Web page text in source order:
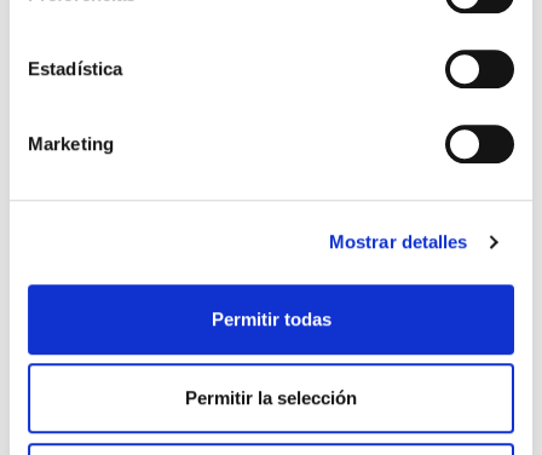
Estadística
Marketing
Mostrar detalles
Permitir todas
Permitir la selección
CARIAX DESENSIBILIZANTE PASTA
DENTÍFRICA (125ML)
AVÍSAME SI HAY STOCK